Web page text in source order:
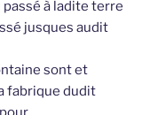
à ladite terre
jusques audit
sont et
fabrique dudit